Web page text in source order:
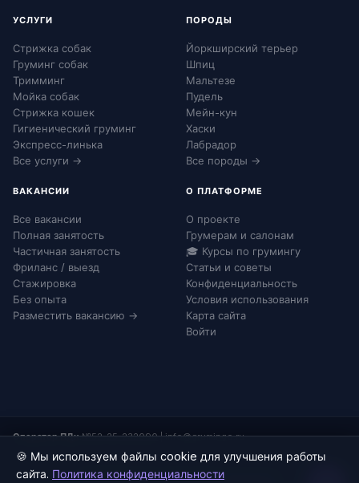
🍪 Мы используем файлы cookie для улучшения работы
сайта. Политика конфиденциальности
УСЛУГИ
Стрижка собак
Груминг собак
Тримминг
Мойка собак
Стрижка кошек
Гигиенический груминг
Экспресс-линька
Все услуги →
ПОРОДЫ
Йоркширский терьер
Шпиц
Мальтезе
Пудель
Мейн-кун
Хаски
Лабрадор
Все породы →
ВАКАНСИИ
Все вакансии
Полная занятость
Частичная занятость
Фриланс / выезд
Стажировка
Без опыта
Разместить вакансию →
О ПЛАТФОРМЕ
О проекте
Грумерам и салонам
🎓 Курсы по грумингу
Статьи и советы
Конфиденциальность
Условия использования
Карта сайта
Войти
Оператор ПДн:№52-25-232090|info@grumingo.ru